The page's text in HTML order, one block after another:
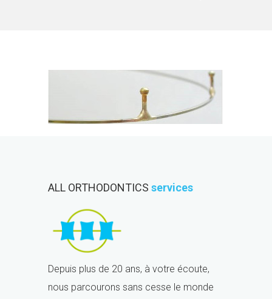
ALL ORTHODONTICS services
Depuis plus de 20 ans, à votre écoute,
nous parcourons sans cesse le monde